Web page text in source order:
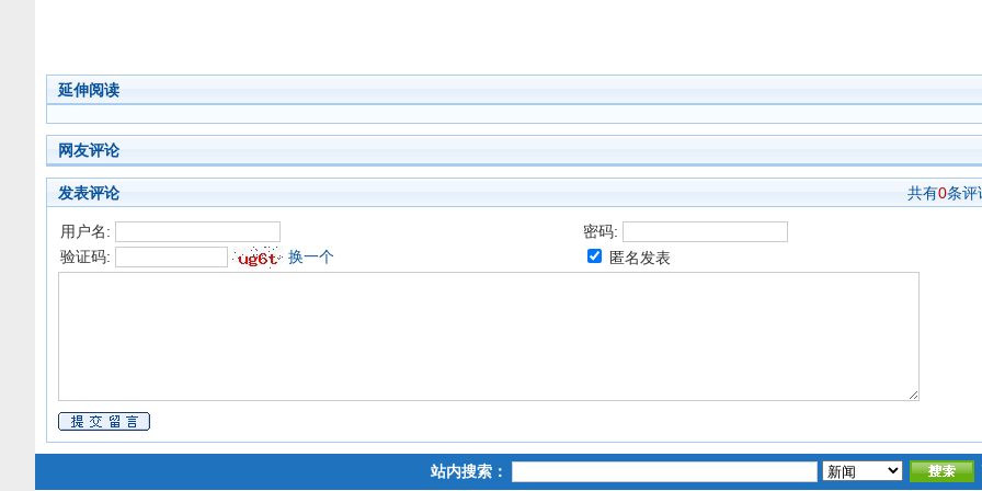
延伸阅读
网友评论
发表评论 共有0条评
用户名:
密码:
验证码:
换一个 匿名发表
站内搜索：